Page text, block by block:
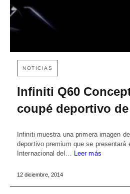
NOTICIAS
Infiniti Q60
coupé deportivo
Infiniti muestra una primera imagen
deportivo premium que se presentará
Internacional del… Leer más
12 diciembre, 2014